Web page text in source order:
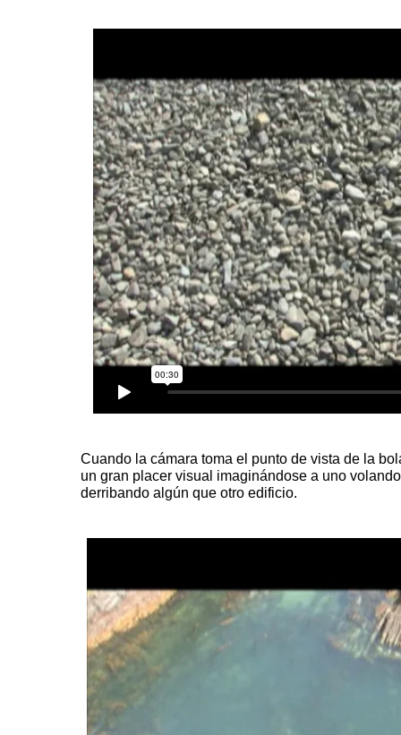
Cuando la cámara toma el punto de vista de la
un gran placer visual imaginándose a uno
derribando algún que otro edificio.